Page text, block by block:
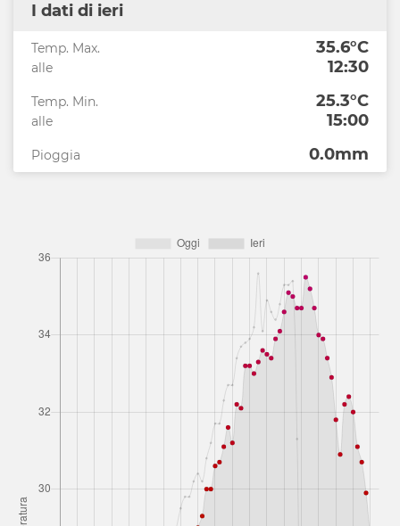
I dati di ieri
Temp. Max. 35.6°C
alle 12:30
Temp. Min. 25.3°C
alle 15:00
Pioggia 0.0mm